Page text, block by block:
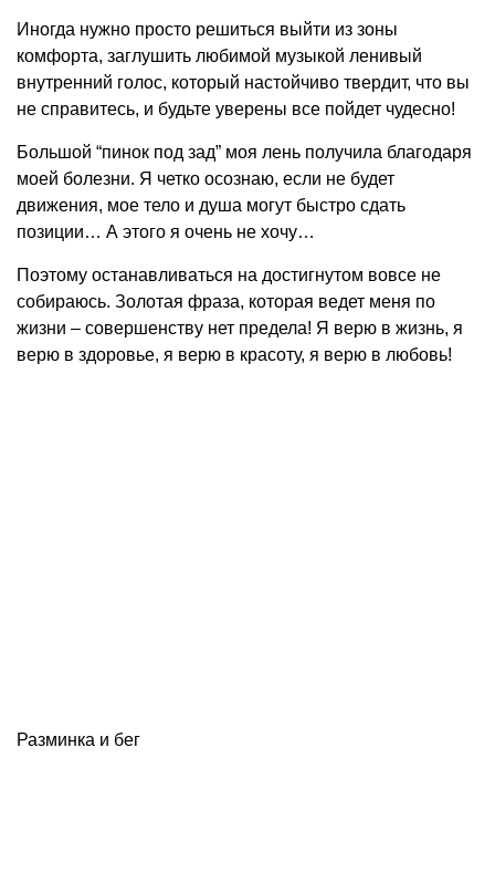
Иногда нужно просто решиться выйти из зоны
комфорта, заглушить любимой музыкой ленивый
внутренний голос, который настойчиво твердит, что вы
не справитесь, и будьте уверены все пойдет чудесно!
Большой “пинок под зад” моя лень получила благодаря
моей болезни. Я четко осознаю, если не будет
движения, мое тело и душа могут быстро сдать
позиции… А этого я очень не хочу…
Поэтому останавливаться на достигнутом вовсе не
собираюсь. Золотая фраза, которая ведет меня по
жизни – совершенству нет предела! Я верю в жизнь, я
верю в здоровье, я верю в красоту, я верю в любовь!
Разминка и бег